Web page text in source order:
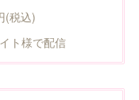
(税込)
ト様で配信